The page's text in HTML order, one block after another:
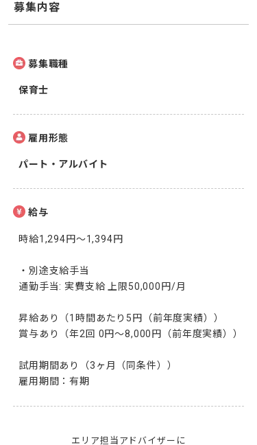
募集内容
募集職種
保育士
雇用形態
パート・アルバイト
給与
時給1,294円〜1,394円
・別途支給手当
通勤手当: 実費支給 上限50,000円/月
昇給あり（1時間あたり5円（前年度実績））
賞与あり（年2回 0円〜8,000円（前年度実績））
試用期間あり（3ヶ月（同条件））
雇用期間：有期
エリア担当アドバイザーに